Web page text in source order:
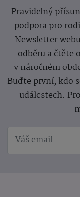
Pravidelný
podpora pro
Newsletter
odběru a čtěte
v náročném
Buďte první, kdo
událostech.